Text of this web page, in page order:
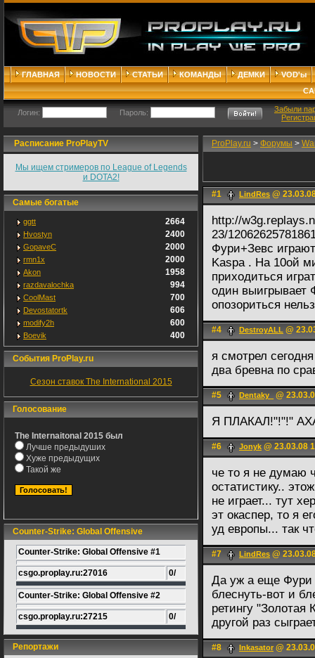
ГЛАВНАЯ НОВОСТИ СТАТЬИ КОМАНДЫ ДЕМКИ
VOD'ы
Логин: Пароль:
Забыли
Расписание ProPlayTV
Мы ищем стримеров по League of Legends
и DOTA2!
Самые богатые
ggtt 2664
Hvostyn 2400
GopaveC 2000
rmn1x 2000
Akon 1958
razdavalochka 994
CoolMast 700
Devostatortk 606
modify2h 600
Boevik 400
События ProPlay.ru
Сезон ставок The International 2015
Голосование
The Internaitonal 2015 был
Лучше предыдуших
Хуже предыдущих
Такой же
Counter-Strike: Global Offensive
Counter-Strike: Global Offensive #1
csgo.proplay.ru:27016 0/
Counter-Strike: Global Offensive #2
csgo.proplay.ru:27215 0/
Репортажи
ProPlay.ru > Форумы >
#1 LindRes @
http://
23/
Фури+Зевс
Kaspa . На 10ой
приходиться
один выигрывает
опозориться
#4 DestroyALL @
я смотрел
два бревна по
#5 Dentaky_ @
Я ПЛАКАЛ!"!"!"
#6 Jonyk @ 23.03.08
че то я не думаю
остатистику..
не играет... тут
эт окаспер, то я
уд европы... так
#7 LindRes @
Да уж а еще Фури
блеснуть-вот и
ретингу "Золотая
другой раз
#8 Inkasator @